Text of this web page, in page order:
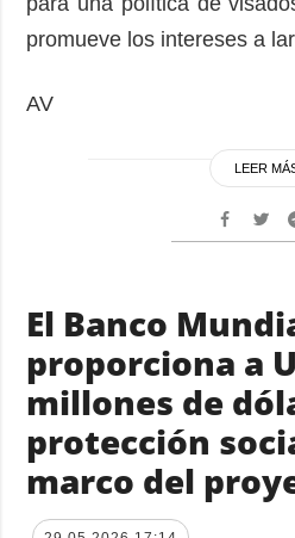
promueve los intereses a
AV
LEER
El Banco
proporciona a
millones de
protección
marco del